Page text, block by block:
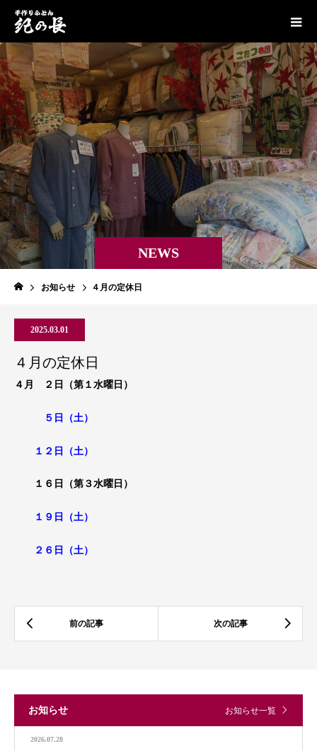
NEWS
お知らせ ４月の定休日
2025.03.01
４月の定休日
４月 ２日（第１水曜日）
５ 日（土）
１２日（土）
１６日（第３水曜日）
１９ 日（土）
２６日（土）
お知らせ お知らせ一覧
2026.07.28